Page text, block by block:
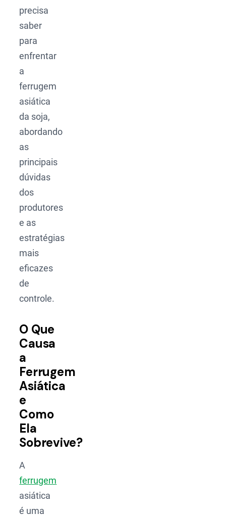
precisa
saber
para
enfrentar
a
ferrugem
asiática
da soja,
abordando
as
principais
dúvidas
dos
produtores
e as
estratégias
mais
eficazes
de
controle.
O Que
Causa
a
Ferrugem
Asiática
e
Como
Ela
Sobrevive?
A
ferrugem
asiática
é uma